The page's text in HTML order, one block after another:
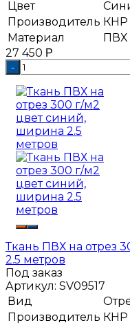
Цвет
Производитель КНР
Материал
ПВХ
27 450 Р
-
Ткань ПВХ на отрез
2.5 метров
Под заказ
Артикул: SV09517
Вид
Производитель КНР